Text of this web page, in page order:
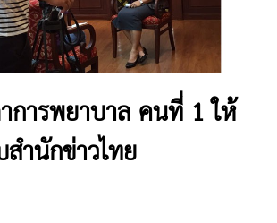
การพยาบาล คนที่ 1 ให้
ำนักข่าวไทย